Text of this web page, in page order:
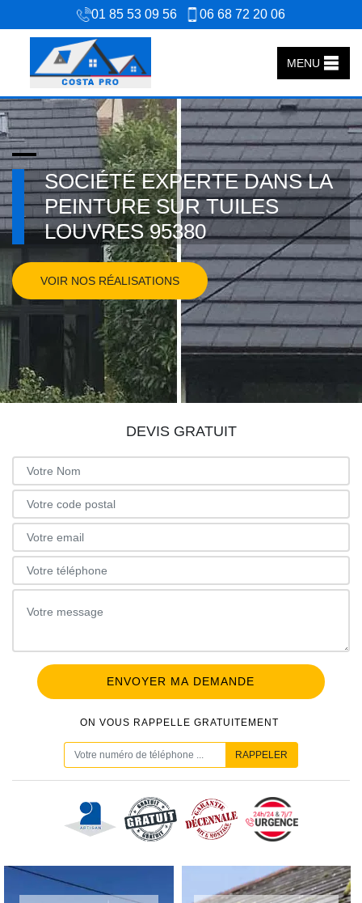
01 85 53 09 56 06 68 72 20 06
MENU
SOCIÉTÉ EXPERTE DANS LA
PEINTURE SUR TUILES
LOUVRES 95380
VOIR NOS RÉALISATIONS
DEVIS GRATUIT
ON VOUS RAPPELLE GRATUITEMENT